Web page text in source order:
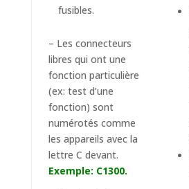
fusibles.
– Les connecteurs
libres qui ont une
fonction particulière
(ex: test d’une
fonction) sont
numérotés comme
les appareils avec la
lettre C devant.
Exemple: C1300.